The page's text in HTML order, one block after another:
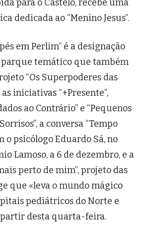
para o Castelo, recebe uma
dedicada ao “Menino Jesus”.
em Perlim” é a designação
parque temático que também
“Os Superpoderes das
as iniciativas “+Presente”,
ao Contrário” e “Pequenos
a conversa “Tempo
o psicólogo Eduardo Sá, no
Lamoso, a 6 de dezembro, e a
perto de mim”, projeto das
que «leva o mundo mágico
pediátricos do Norte e
partir desta quarta-feira.